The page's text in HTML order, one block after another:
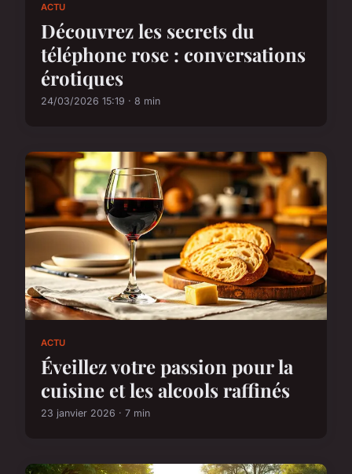
ACTU
Découvrez les secrets du
téléphone rose : conversations
érotiques
24/03/2026 15:19 · 8 min
ACTU
Éveillez votre passion pour la
cuisine et les alcools raffinés
23 janvier 2026 · 7 min